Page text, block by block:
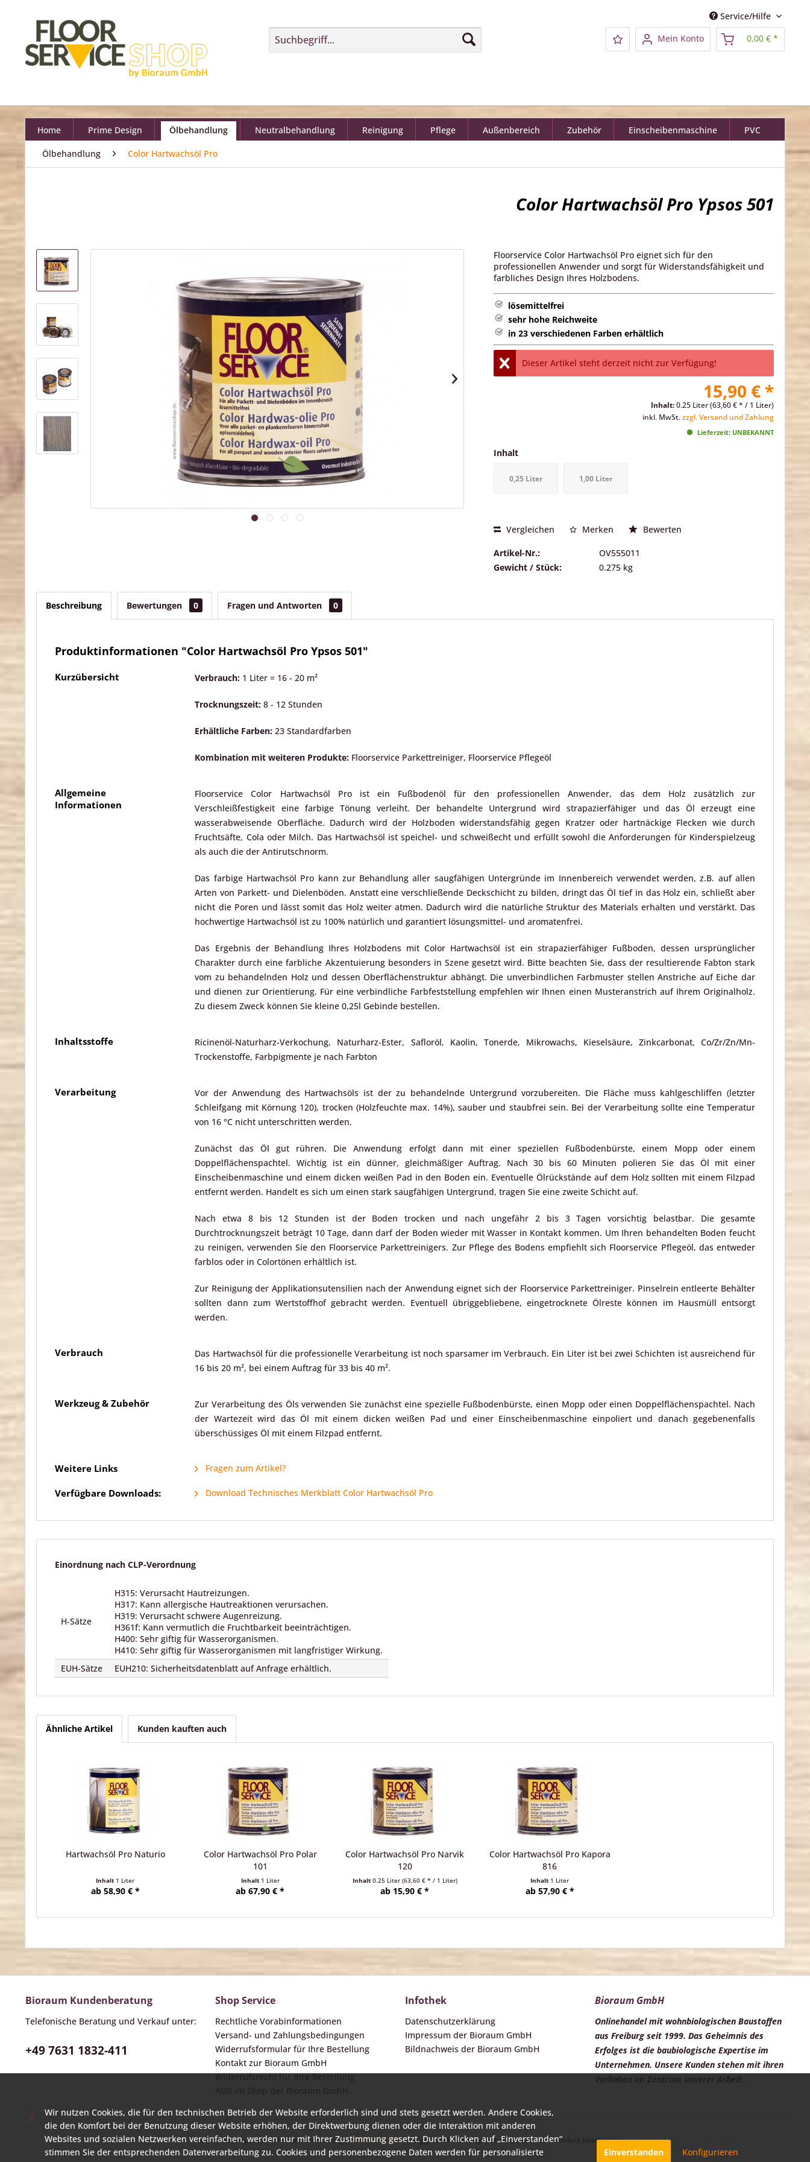
Service/Hilfe
Mein Konto
0,00 € *
Home Prime Design Ölbehandlung Neutralbehandlung Reinigung Pflege Außenbereich Zubehör Einscheibenmaschine PVC
Ölbehandlung Color Hartwachsöl Pro
Color Hartwachsöl Pro Ypsos 501
Floorservice Color Hartwachsöl Pro eignet sich für den
professionellen Anwender und sorgt für Widerstandsfähigkeit und
farbliches Design Ihres Holzbodens.
lösemittelfrei
sehr hohe Reichweite
in 23 verschiedenen Farben erhältlich
Dieser Artikel steht derzeit nicht zur Verfügung!
15,90 € *
Inhalt:0.25 Liter (63,60 € * / 1 Liter)
inkl. MwSt.zzgl. Versand und Zahlung
Lieferzeit: UNBEKANNT
Inhalt
0,25 Liter 1,00 Liter
Vergleichen Merken Bewerten
Artikel-Nr.:
OV555011
Gewicht / Stück:
0.275 kg
Beschreibung Bewertungen 0 Fragen und Antworten 0
Produktinformationen "Color Hartwachsöl Pro Ypsos 501"
Kurzübersicht Verbrauch: 1 Liter = 16 - 20 m²
Trocknungszeit: 8 - 12 Stunden
Erhältliche Farben: 23 Standardfarben
Kombination mit weiteren Produkte: Floorservice Parkettreiniger, Floorservice Pflegeöl
Allgemeine
Informationen
Floorservice Color Hartwachsöl Pro ist ein Fußbodenöl für den professionellen Anwender, das dem Holz zusätzlich zur
Verschleißfestigkeit eine farbige Tönung verleiht. Der behandelte Untergrund wird strapazierfähiger und das Öl erzeugt eine
wasserabweisende Oberfläche. Dadurch wird der Holzboden widerstandsfähig gegen Kratzer oder hartnäckige Flecken wie durch
Fruchtsäfte, Cola oder Milch. Das Hartwachsöl ist speichel- und schweißecht und erfüllt sowohl die Anforderungen für Kinderspielzeug
als auch die der Antirutschnorm.
Das farbige Hartwachsöl Pro kann zur Behandlung aller saugfähigen Untergründe im Innenbereich verwendet werden, z.B. auf allen
Arten von Parkett- und Dielenböden. Anstatt eine verschließende Deckschicht zu bilden, dringt das Öl tief in das Holz ein, schließt aber
nicht die Poren und lässt somit das Holz weiter atmen. Dadurch wird die natürliche Struktur des Materials erhalten und verstärkt. Das
hochwertige Hartwachsöl ist zu 100% natürlich und garantiert lösungsmittel- und aromatenfrei.
Das Ergebnis der Behandlung Ihres Holzbodens mit Color Hartwachsöl ist ein strapazierfähiger Fußboden, dessen ursprünglicher
Charakter durch eine farbliche Akzentuierung besonders in Szene gesetzt wird. Bitte beachten Sie, dass der resultierende Fabton stark
vom zu behandelnden Holz und dessen Oberflächenstruktur abhängt. Die unverbindlichen Farbmuster stellen Anstriche auf Eiche dar
und dienen zur Orientierung. Für eine verbindliche Farbfeststellung empfehlen wir Ihnen einen Musteranstrich auf Ihrem Originalholz.
Zu diesem Zweck können Sie kleine 0,25l Gebinde bestellen.
Inhaltsstoffe
Ricinenöl-Naturharz-Verkochung, Naturharz-Ester, Safloröl, Kaolin, Tonerde, Mikrowachs, Kieselsäure, Zinkcarbonat, Co/Zr/Zn/Mn-
Trockenstoffe, Farbpigmente je nach Farbton
Verarbeitung
Vor der Anwendung des Hartwachsöls ist der zu behandelnde Untergrund vorzubereiten. Die Fläche muss kahlgeschliffen (letzter
Schleifgang mit Körnung 120), trocken (Holzfeuchte max. 14%), sauber und staubfrei sein. Bei der Verarbeitung sollte eine Temperatur
von 16 °C nicht unterschritten werden.
Zunächst das Öl gut rühren. Die Anwendung erfolgt dann mit einer speziellen Fußbodenbürste, einem Mopp oder einem
Doppelflächenspachtel. Wichtig ist ein dünner, gleichmäßiger Auftrag. Nach 30 bis 60 Minuten polieren Sie das Öl mit einer
Einscheibenmaschine und einem dicken weißen Pad in den Boden ein. Eventuelle Ölrückstände auf dem Holz sollten mit einem Filzpad
entfernt werden. Handelt es sich um einen stark saugfähigen Untergrund, tragen Sie eine zweite Schicht auf.
Nach etwa 8 bis 12 Stunden ist der Boden trocken und nach ungefähr 2 bis 3 Tagen vorsichtig belastbar. Die gesamte
Durchtrocknungszeit beträgt 10 Tage, dann darf der Boden wieder mit Wasser in Kontakt kommen. Um Ihren behandelten Boden feucht
zu reinigen, verwenden Sie den Floorservice Parkettreinigers. Zur Pflege des Bodens empfiehlt sich Floorservice Pflegeöl, das entweder
farblos oder in Colortönen erhältlich ist.
Zur Reinigung der Applikationsutensilien nach der Anwendung eignet sich der Floorservice Parkettreiniger. Pinselrein entleerte Behälter
sollten dann zum Wertstoffhof gebracht werden. Eventuell übriggebliebene, eingetrocknete Ölreste können im Hausmüll entsorgt
werden.
Verbrauch
Das Hartwachsöl für die professionelle Verarbeitung ist noch sparsamer im Verbrauch. Ein Liter ist bei zwei Schichten ist ausreichend für
16 bis 20 m², bei einem Auftrag für 33 bis 40 m².
Werkzeug & Zubehör
Zur Verarbeitung des Öls verwenden Sie zunächst eine spezielle Fußbodenbürste, einen Mopp oder einen Doppelflächenspachtel. Nach
der Wartezeit wird das Öl mit einem dicken weißen Pad und einer Einscheibenmaschine einpoliert und danach gegebenenfalls
überschüssiges Öl mit einem Filzpad entfernt.
Weitere Links Fragen zum Artikel?
Verfügbare Downloads: Download Technisches Merkblatt Color Hartwachsöl Pro
Einordnung nach CLP-Verordnung
H-Sätze
H315: Verursacht Hautreizungen.
H317: Kann allergische Hautreaktionen verursachen.
H319: Verursacht schwere Augenreizung.
H361f: Kann vermutlich die Fruchtbarkeit beeinträchtigen.
H400: Sehr giftig für Wasserorganismen.
H410: Sehr giftig für Wasserorganismen mit langfristiger Wirkung.
EUH-Sätze
EUH210: Sicherheitsdatenblatt auf Anfrage erhältlich.
Ähnliche Artikel Kunden kauften auch
Hartwachsöl Pro Naturio
Inhalt 1 Liter
ab 58,90 € *
Color Hartwachsöl Pro Polar
101
Inhalt 1 Liter
ab 67,90 € *
Color Hartwachsöl Pro Narvik
120
Inhalt 0.25 Liter (63,60 € * / 1 Liter)
ab 15,90 € *
Color Hartwachsöl Pro Kapora
816
Inhalt 1 Liter
ab 57,90 € *
Bioraum Kundenberatung
Telefonische Beratung und Verkauf unter:
+49 7631 1832-411
Shop Service
Rechtliche Vorabinformationen
Versand- und Zahlungsbedingungen
Widerrufsformular für Ihre Bestellung
Kontakt zur Bioraum GmbH
Widerrufsrecht für Ihre Bestellung
Infothek
Datenschutzerklärung
Impressum der Bioraum GmbH
Bildnachweis der Bioraum GmbH
Bioraum GmbH
Onlinehandel mit wohnbiologischen Baustoffen
aus Freiburg seit 1999. Das Geheimnis des
Erfolges ist die baubiologische Expertise im
Unternehmen. Unsere Kunden stehen mit ihren
* Alle Preise inkl. gesetzl. Mehrwertsteuer zzgl.Versandkostenund ggf. Nachnahmegebühren, wenn nicht anders beschrieben
Wir nutzen Cookies, die für den technischen Betrieb der Website erforderlich sind und stets gesetzt werden. Andere Cookies,
die den Komfort bei der Benutzung dieser Website erhöhen, der Direktwerbung dienen oder die Interaktion mit anderen
Websites und sozialen Netzwerken vereinfachen, werden nur mit Ihrer Zustimmung gesetzt. Durch Klicken auf „Einverstanden“
stimmen Sie der entsprechenden Datenverarbeitung zu. Cookies und personenbezogene Daten werden für personalisierte
Einverstanden Konfigurieren